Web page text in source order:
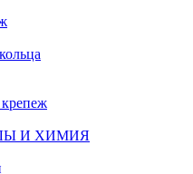
И ХИМИЯ